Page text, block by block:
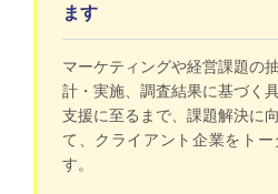
ます
マーケティングや経営課題の
計・実施、調査結果に基づく
支援に至るまで、課題解決に
て、クライアント企業をト
す。